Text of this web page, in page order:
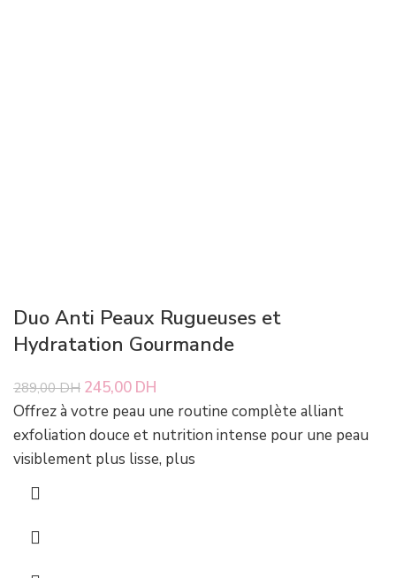
Duo Anti Peaux Rugueuses et
Hydratation Gourmande
289,00DH Le prix initial était : 289,00 DH.
245,00 DH
Offrez à votre peau une routine complète alliant
exfoliation douce et nutrition intense pour une peau
visiblement plus lisse, plus